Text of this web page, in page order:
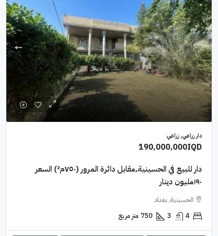
دار زراعي, زراعي
190,000,000IQD
دار للبيع في الحسينية٬مقابل دائرة المرور (٧٥٠م²) السعر
١٩٠مليون دينار
الحسينية, بغداد
4
3
750 متر مربع